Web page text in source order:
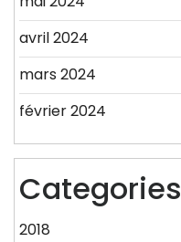
avril 2024
mars 2024
février 2024
Categories
2018